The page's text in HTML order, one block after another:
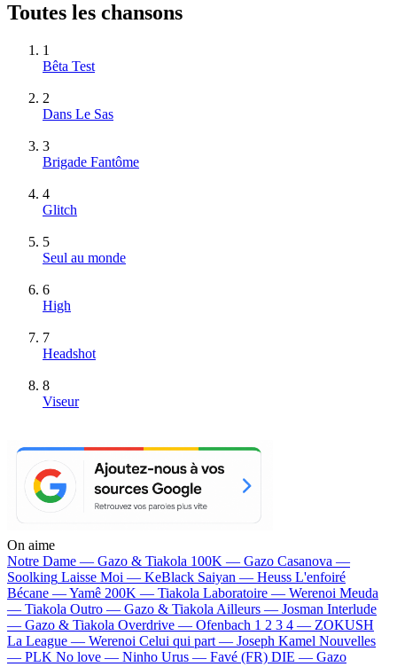
Toutes les chansons
1
Bêta Test
2
Dans Le Sas
3
Brigade Fantôme
4
Glitch
5
Seul au monde
6
High
7
Headshot
8
Viseur
On aime
Notre Dame — Gazo & Tiakola 100K — Gazo Casanova —
Soolking Laisse Moi — KeBlack Saiyan — Heuss L'enfoiré
Bécane —Yamê 200K — Tiakola Laboratoire — Werenoi Meuda
— Tiakola Outro — Gazo & Tiakola Ailleurs — Josman Interlude
— Gazo & Tiakola Overdrive — Ofenbach 1 2 3 4 — ZOKUSH
La League — Werenoi Celui qui part — Joseph Kamel Nouvelles
— PLK No love — Ninho Urus — Favé (FR) DIE — Gazo